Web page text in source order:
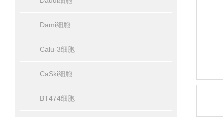
Dami细胞
Calu-3细胞
CaSki细胞
BT474细胞